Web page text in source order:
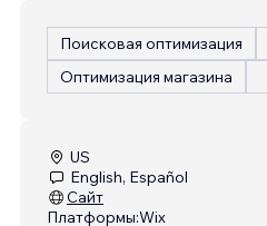
Поисковая оптимизация
Оптимизация магазина
US
English, Español
Сайт
Платформы:Wix